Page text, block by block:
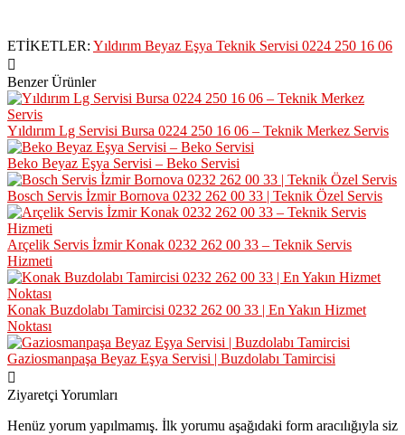
ETİKETLER: Yıldırım Beyaz Eşya Teknik Servisi 0224 250 16 06
Benzer Ürünler
Yıldırım Lg Servisi Bursa 0224 250 16 06 – Teknik Merkez Servis
Beko Beyaz Eşya Servisi – Beko Servisi
Bosch Servis İzmir Bornova 0232 262 00 33 | Teknik Özel Servis
Arçelik Servis İzmir Konak 0232 262 00 33 – Teknik Servis
Hizmeti
Konak Buzdolabı Tamircisi 0232 262 00 33 | En Yakın Hizmet
Noktası
Gaziosmanpaşa Beyaz Eşya Servisi | Buzdolabı Tamircisi
Ziyaretçi Yorumları
Henüz yorum yapılmamış. İlk yorumu aşağıdaki form aracılığıyla siz